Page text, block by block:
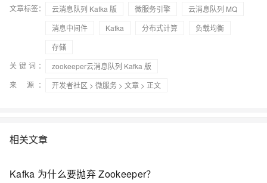
文章标签： 云消息队列 Kafka 版 微服务引擎
云消息队列 MQ
消息中间件
Kafka 分布式计算
负载均衡
存储
关键词：
zookeeper云消息队列 Kafka 版
来 源：
开发者社区 > 微服务 > 文章 > 正文
相关文章
Kafka 为什么要抛弃 Zookeeper？